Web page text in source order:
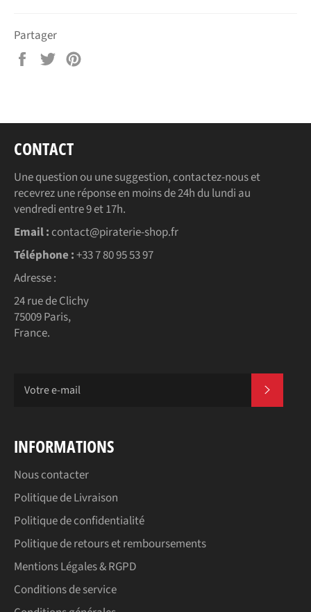
Partager
PartagerTweeter
CONTACT
Une question ou une suggestion, contactez-nous et
recevrez une réponse en moins de 24h du lundi au
vendredi entre 9 et 17h.
Email : contact@piraterie-shop.fr
Téléphone :+33 7 80 95 53 97
Adresse :
24 rue de Clichy
75009 Paris,
France.
INFORMATIONS
Nous contacter
Politique de Livraison
Politique de confidentialité
Politique de retours et remboursements
Mentions Légales & RGPD
Conditions de service